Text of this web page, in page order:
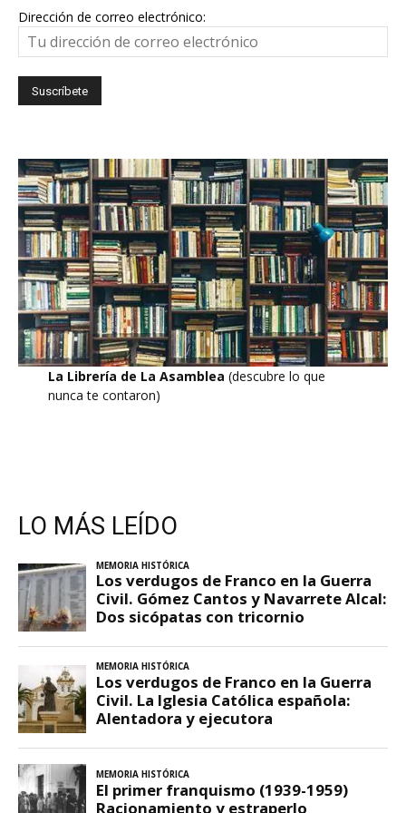
Dirección de correo electrónico:
La Librería de La Asamblea (descubre lo que
nunca te contaron)
LO MÁS LEÍDO